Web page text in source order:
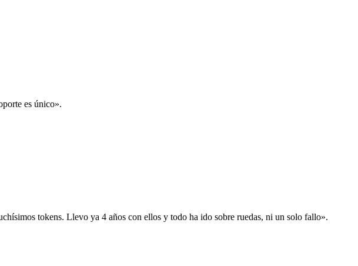
es único».
tokens. Llevo ya 4 años con ellos y todo ha ido sobre ruedas, ni un solo fallo».